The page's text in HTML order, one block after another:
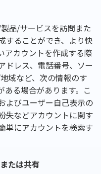
品/サービスを訪問また
することができ、より快
アカウントを作成する際
ドレス、電話番号、ソー
域など、次の情報のす
ある場合があります。こ
よびユーザー自己表示の
失などアカウントに関す
単にアカウントを検索す
たは共有